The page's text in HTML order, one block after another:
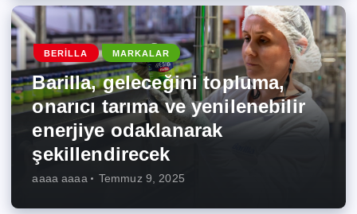
BERILLA MARKALAR
Barilla, geleceğini topluma,
onarıcı tarıma ve yenilenebilir
enerjiye odaklanarak
şekillendirecek
aaaa aaaa Temmuz 9, 2025